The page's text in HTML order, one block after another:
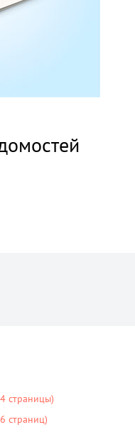
страницы)
страниц)